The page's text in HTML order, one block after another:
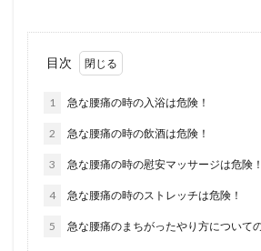
目次
1 急な腰痛の時の入浴は危険！
2 急な腰痛の時の飲酒は危険！
3 急な腰痛の時の慰安マッサージは危険！
4 急な腰痛の時のストレッチは危険！
5 急な腰痛のまちがったやり方について